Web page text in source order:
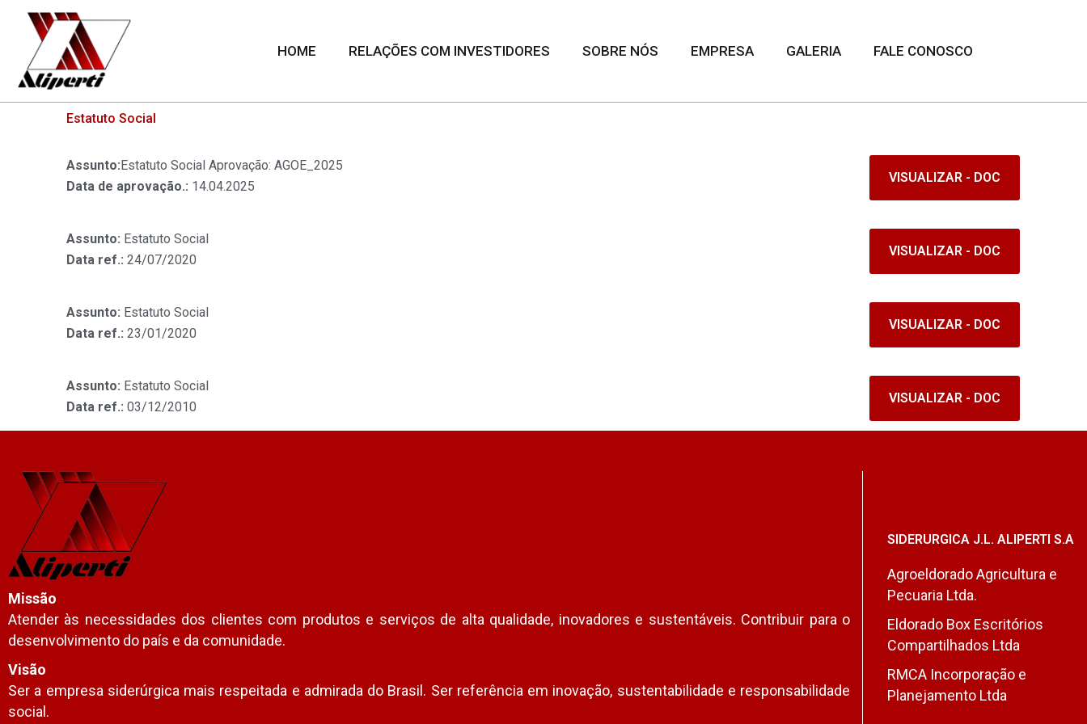
content
HOME RELAÇÕES COM INVESTIDORES SOBRE NÓS EMPRESA GALERIA FALE CONOSCO
Estatuto Social
Assunto:Estatuto Social Aprovação: AGOE_2025
Data de aprovação.: 14.04.2025
VISUALIZAR - DOC
Assunto: Estatuto Social
Data ref.: 24/07/2020
VISUALIZAR - DOC
Assunto: Estatuto Social
Data ref.: 23/01/2020
VISUALIZAR - DOC
Assunto: Estatuto Social
Data ref.: 03/12/2010
VISUALIZAR - DOC
Missão
Atender às necessidades dos clientes com produtos e serviços de alta qualidade, inovadores e sustentáveis. Contribuir para o
desenvolvimento do país e da comunidade.
Visão
Ser a empresa siderúrgica mais respeitada e admirada do Brasil. Ser referência em inovação, sustentabilidade e responsabilidade
social.
SIDERURGICA J.L. ALIPERTI S.A
Agroeldorado Agricultura e
Pecuaria Ltda.
Eldorado Box Escritórios
Compartilhados Ltda
RMCA Incorporação e
Planejamento Ltda